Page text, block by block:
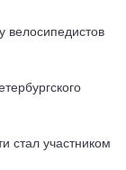
велосипедистов
стал участником